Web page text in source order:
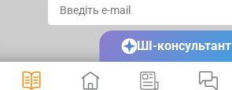
ШІ-консультант